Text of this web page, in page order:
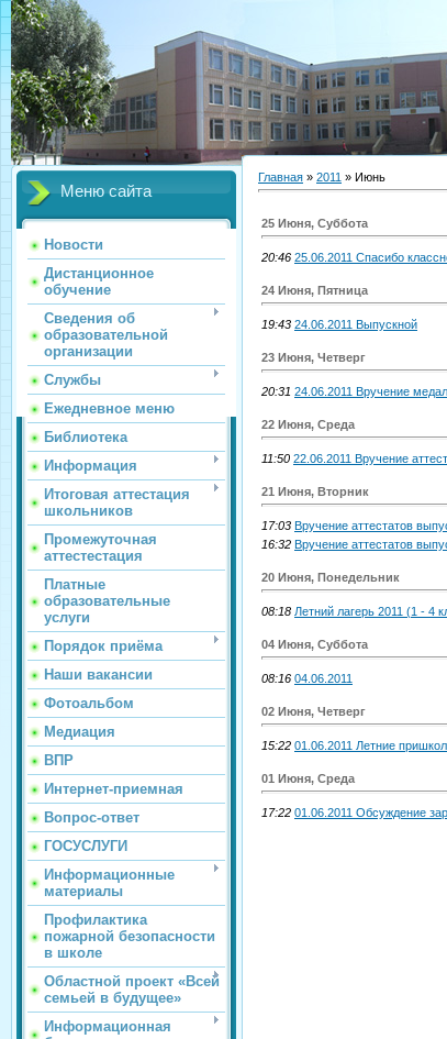
Меню сайта
Новости
Дистанционное
обучение
Сведения об
образовательной
организации
Службы
Ежедневное меню
Библиотека
Информация
Итоговая аттестация
школьников
Промежуточная
аттестестация
Платные
образовательные
услуги
Порядок приёма
Наши вакансии
Фотоальбом
Медиация
ВПР
Интернет-приемная
Вопрос-ответ
ГОСУСЛУГИ
Информационные
материалы
Профилактика
пожарной безопасности
в школе
Областной проект «Всей
семьей в будущее»
Информационная
Главная » 2011 » Июнь
25 Июня, Суббота
20:46 25.06.2011 Спасибо
24 Июня, Пятница
19:43 24.06.2011 Выпускной
23 Июня, Четверг
20:31 24.06.2011 Вручение
22 Июня, Среда
11:50 22.06.2011 Вручение
21 Июня, Вторник
17:03 Вручение аттестатов
16:32 Вручение аттестатов
20 Июня, Понедельник
08:18 Летний лагерь 2011 (1 - 4
04 Июня, Суббота
08:16 04.06.2011
02 Июня, Четверг
15:22 01.06.2011 Летние
01 Июня, Среда
17:22 01.06.2011 Обсуждение